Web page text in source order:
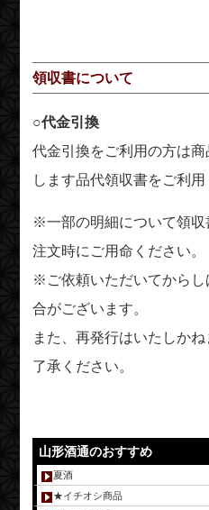
領収書について
○代金引換
代金引換をご利用の方は
します品代領収書をご利用
※一部の明細について領
注文時にご用命ください。
※ご依頼いただいてから
合がございます。
また、再発行はいたしか
了承ください。
山形酒通のおすすめ
夏酒
★イチオシ商品